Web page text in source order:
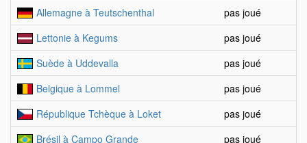
Allemagne à Teutschenthal
pas joué
Lettonie à Kegums
pas joué
Suède à Uddevalla
pas joué
Belgique à Lommel
pas joué
République Tchèque à Loket
pas joué
Brésil à Campo Grande
pas joué